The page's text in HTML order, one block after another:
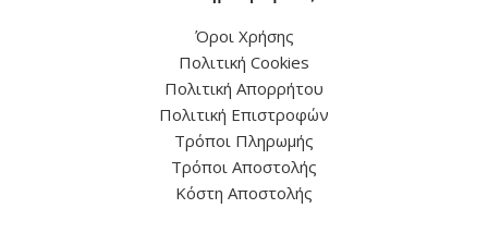
Όροι Χρήσης
Πολιτική Cookies
Πολιτική Απορρήτου
Πολιτική Επιστροφών
Τρόποι Πληρωμής
Τρόποι Αποστολής
Κόστη Αποστολής